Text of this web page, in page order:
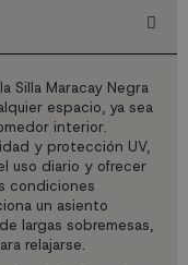
Silla Maracay Negra
espacio, ya sea
interior.
y protección UV,
uso diario y ofrecer
condiciones
un asiento
largas sobremesas,
relajarse.